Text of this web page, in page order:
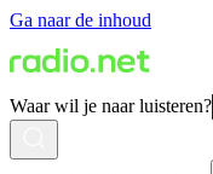
Ga naar de inhoud
Waar wil je naar luisteren?